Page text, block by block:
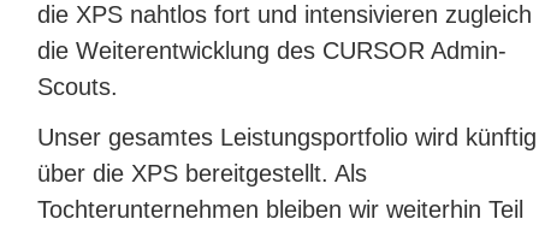
die XPS nahtlos fort und intensivieren zugleich
die Weiterentwicklung des CURSOR Admin-
Scouts.
Unser gesamtes Leistungsportfolio wird künftig
über die XPS bereitgestellt. Als
Tochterunternehmen bleiben wir weiterhin Teil